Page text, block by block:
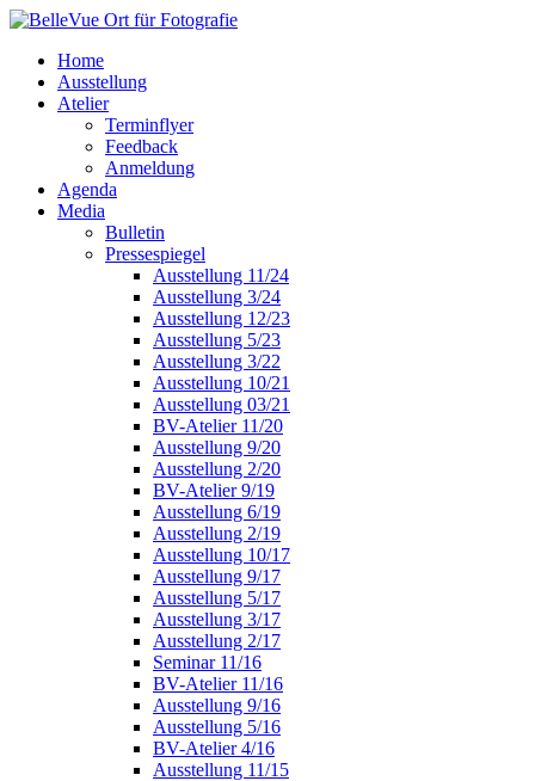
Home
Ausstellung
Atelier
Terminflyer
Feedback
Anmeldung
Agenda
Media
Bulletin
Pressespiegel
Ausstellung 11/24
Ausstellung 3/24
Ausstellung 12/23
Ausstellung 5/23
Ausstellung 3/22
Ausstellung 10/21
Ausstellung 03/21
BV-Atelier 11/20
Ausstellung 9/20
Ausstellung 2/20
BV-Atelier 9/19
Ausstellung 6/19
Ausstellung 2/19
Ausstellung 10/17
Ausstellung 9/17
Ausstellung 5/17
Ausstellung 3/17
Ausstellung 2/17
Seminar 11/16
BV-Atelier 11/16
Ausstellung 9/16
Ausstellung 5/16
BV-Atelier 4/16
Ausstellung 11/15